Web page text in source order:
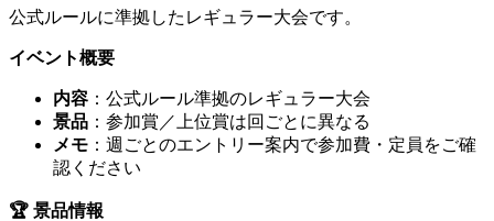
公式ルールに準拠したレギュラー大会です。
イベント概要
内容 ：公式ルール準拠のレギュラー大会
景品 ：参加賞／上位賞は回ごとに異なる
メモ ：週ごとのエントリー案内で参加費・定員をご確
認ください
🏆 景品情報